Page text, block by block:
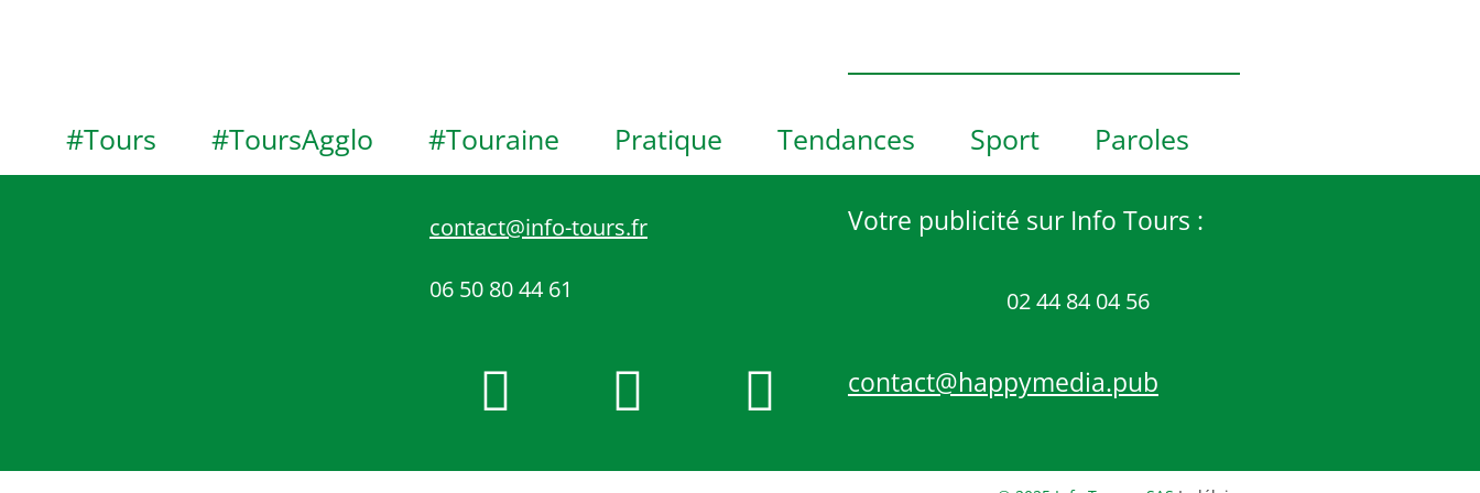
V
i
e
#Tours #ToursAgglo #Touraine Pratique Tendances Sport Paroles
contact@info-tours.fr
06 50 80 44 61
Votre publicité sur Info Tours :
02 44 84 04 56
contact@happymedia.pub